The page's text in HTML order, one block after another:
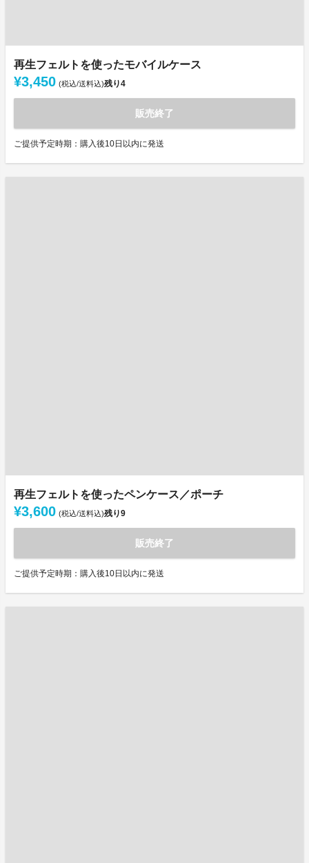
再生フェルトを使ったモバイルケース
¥3,450 (税込/送料込)残り4
販売終了
ご提供予定時期：購入後10日以内に発送
再生フェルトを使ったペンケース／ポーチ
¥3,600 (税込/送料込)残り9
販売終了
ご提供予定時期：購入後10日以内に発送